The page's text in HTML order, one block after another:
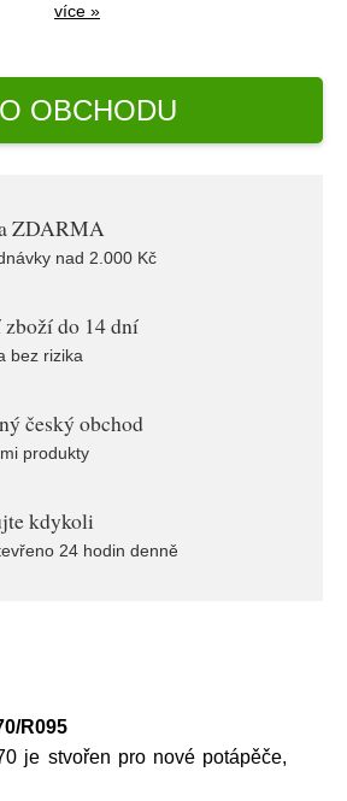
více »
OBCHODU
ZDARMA
nad 2.000 Kč
do 14 dní
bez rizika
český obchod
produkty
kdykoli
24 hodin denně
R095
je stvořen pro nové potápěče,